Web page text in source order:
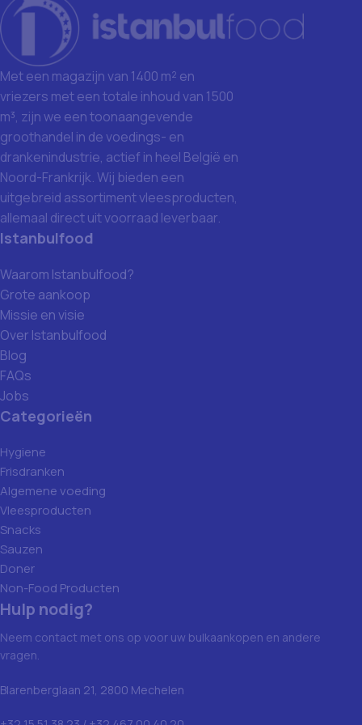
Met een magazijn van 1400 m² en
vriezers met een totale inhoud van 1500
m³, zijn we een toonaangevende
groothandel in de voedings- en
drankenindustrie, actief in heel België en
Noord-Frankrijk. Wij bieden een
uitgebreid assortiment vleesproducten,
allemaal direct uit voorraad leverbaar.
Istanbulfood
Waarom Istanbulfood?
Grote aankoop
Missie en visie
Over Istanbulfood
Blog
FAQs
Jobs
Categorieën
Hygiene
Frisdranken
Algemene voeding
Vleesproducten
Snacks
Sauzen
Doner
Non-Food Producten
Hulp nodig?
Neem contact met ons op voor uw bulkaankopen en andere
vragen.
Blarenberglaan 21, 2800 Mechelen